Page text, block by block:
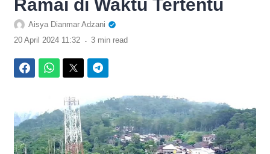
Ramai di Waktu Tertentu
Aisya Dianmar Adzani
20 April 2024 11:32 . 3 min read